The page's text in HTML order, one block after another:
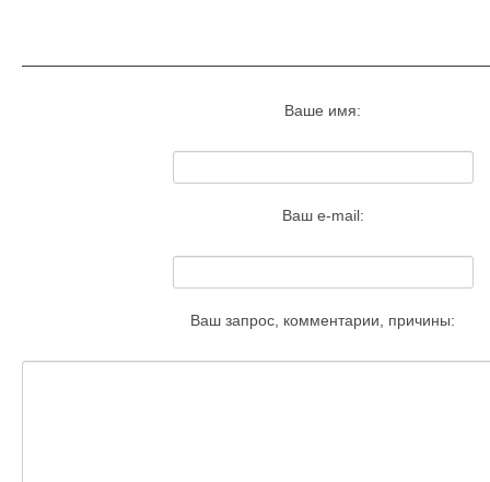
Ваше имя:
Ваш e-mail:
Ваш запрос, комментарии, причины: